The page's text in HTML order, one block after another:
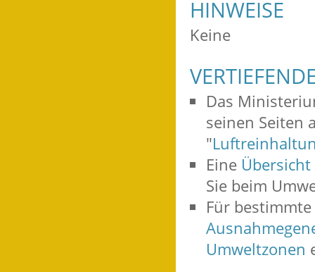
HINWEISE
Keine
Das
seinen Seiten
"
Eine
Sie beim
Für
Umweltzonen